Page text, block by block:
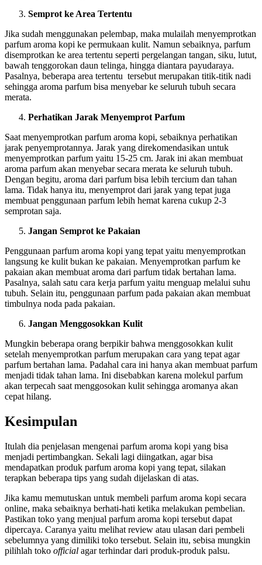
Semprot ke Area Tertentu
Jika sudah menggunakan pelembap, maka mulailah menyemprotkan
parfum aroma kopi ke permukaan kulit. Namun sebaiknya, parfum
disemprotkan ke area tertentu seperti pergelangan tangan, siku, lutut,
bawah tenggorokan daun telinga, hingga diantara payudaraya.
Pasalnya, beberapa area tertentu tersebut merupakan titik-titik nadi
sehingga aroma parfum bisa menyebar ke seluruh tubuh secara
merata.
Perhatikan Jarak Menyemprot Parfum
Saat menyemprotkan parfum aroma kopi, sebaiknya perhatikan
jarak penyemprotannya. Jarak yang direkomendasikan untuk
menyemprotkan parfum yaitu 15-25 cm. Jarak ini akan membuat
aroma parfum akan menyebar secara merata ke seluruh tubuh.
Dengan begitu, aroma dari parfum bisa lebih tercium dan tahan
lama. Tidak hanya itu, menyemprot dari jarak yang tepat juga
membuat penggunaan parfum lebih hemat karena cukup 2-3
semprotan saja.
Jangan Semprot ke Pakaian
Penggunaan parfum aroma kopi yang tepat yaitu menyemprotkan
langsung ke kulit bukan ke pakaian. Menyemprotkan parfum ke
pakaian akan membuat aroma dari parfum tidak bertahan lama.
Pasalnya, salah satu cara kerja parfum yaitu menguap melalui suhu
tubuh. Selain itu, penggunaan parfum pada pakaian akan membuat
timbulnya noda pada pakaian.
Jangan Menggosokkan Kulit
Mungkin beberapa orang berpikir bahwa menggosokkan kulit
setelah menyemprotkan parfum merupakan cara yang tepat agar
parfum bertahan lama. Padahal cara ini hanya akan membuat parfum
menjadi tidak tahan lama. Ini disebabkan karena molekul parfum
akan terpecah saat menggosokan kulit sehingga aromanya akan
cepat hilang.
Kesimpulan
Itulah dia penjelasan mengenai parfum aroma kopi yang bisa
menjadi pertimbangkan. Sekali lagi diingatkan, agar bisa
mendapatkan produk parfum aroma kopi yang tepat, silakan
terapkan beberapa tips yang sudah dijelaskan di atas.
Jika kamu memutuskan untuk membeli parfum aroma kopi secara
online, maka sebaiknya berhati-hati ketika melakukan pembelian.
Pastikan toko yang menjual parfum aroma kopi tersebut dapat
dipercaya. Caranya yaitu melihat review atau ulasan dari pembeli
sebelumnya yang dimiliki toko tersebut. Selain itu, sebisa mungkin
pilihlah toko official agar terhindar dari produk-produk palsu.